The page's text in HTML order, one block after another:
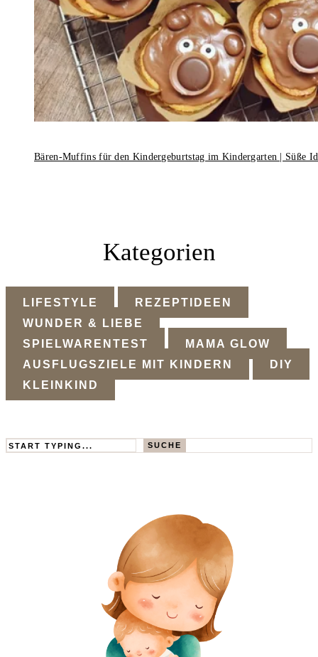
Bären-Muffins für den Kindergeburtstag im Kindergarten | Süße
Kategorien
LIFESTYLE
REZEPTIDEEN
WUNDER & LIEBE
SPIELWARENTEST
MAMA GLOW
AUSFLUGSZIELE MIT KINDERN
DIY
KLEINKIND
Search SUCHE